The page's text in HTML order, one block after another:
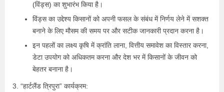
(विंड्स) का शुभारंभ किया है।
विंड्स का उद्देश्य किसानों को अपनी फसल के संबंध में निर्णय लेने में सशक्त
बनाने के लिए मौसम की समय पर और सटीक जानकारी प्रदान करना है।
इन पहलों का लक्ष्य कृषि में क्रांति लाना, वित्तीय समावेश का विस्तार करना,
डेटा उपयोग को अधिकतम करना और देश भर में किसानों के जीवन को
बेहतर बनाना है।
3. “हार्टलैंड त्रिपुरा” कार्यक्रम: